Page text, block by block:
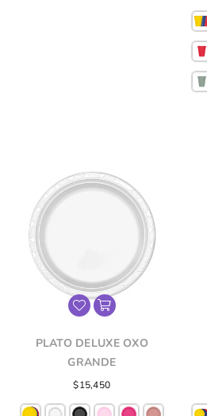
PLATO DELUXE OXO
GRANDE
Precio
regular
$15,450